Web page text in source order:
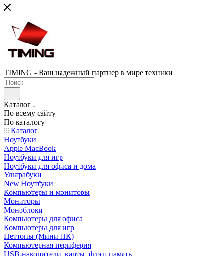
TIMING - Ваш надежный партнер в мире техники
Каталог
По всему сайту
По каталогу
Каталог
Ноутбуки
Apple MacBook
Ноутбуки для игр
Ноутбуки для офиса и дома
Ультрабуки
New Ноутбуки
Компьютеры и мониторы
Мониторы
Моноблоки
Компьютеры для офиса
Компьютеры для игр
Неттопы (Мини ПК)
Компьютерная периферия
USB-накопители, карты, флэш память